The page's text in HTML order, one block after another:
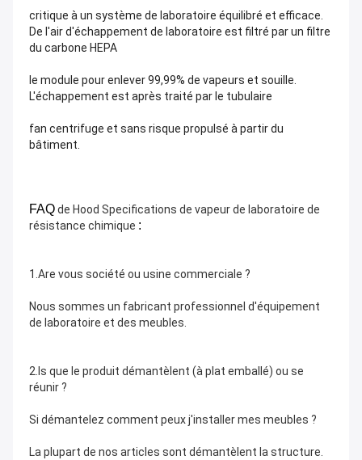
critique à un système de laboratoire équilibré et efficace.
De l'air d'échappement de laboratoire est filtré par un filtre
du carbone HEPA
le module pour enlever 99,99% de vapeurs et souille.
L'échappement est après traité par le tubulaire
fan centrifuge et sans risque propulsé à partir du
bâtiment.
FAQde Hood Specifications de vapeur de laboratoire de
résistance chimique :
1.Are vous société ou usine commerciale ?
Nous sommes un fabricant professionnel d'équipement
de laboratoire et des meubles.
2.Is que le produit démantèlent (à plat emballé) ou se
réunir ?
Si démantelez comment peux j'installer mes meubles ?
La plupart de nos articles sont démantèlent la structure.